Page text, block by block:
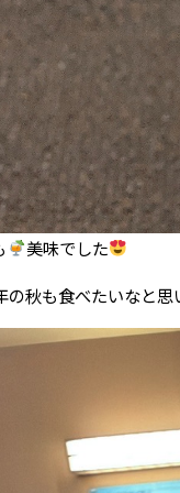
美味でした
の秋も食べたいなと思